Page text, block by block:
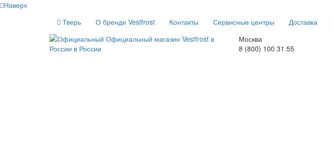
Наверх
Тверь
О бренде Vestfrost Контакты Сервисные центры Доставка
Москва
8 (800) 100 31 55